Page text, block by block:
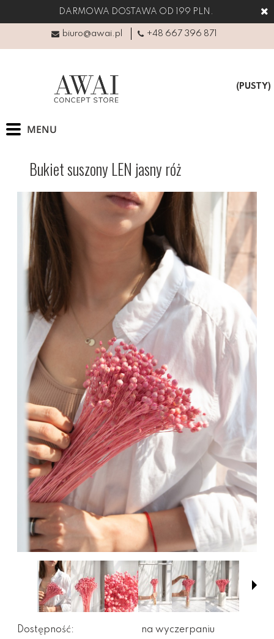
DARMOWA DOSTAWA OD 199 PLN.
biuro@awai.pl +48 667 396 871
(PUSTY)
Bukiet suszony LEN jasny róż
Dostępność: na wyczerpaniu